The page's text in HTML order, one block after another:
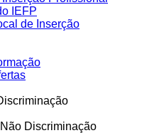
IEFP
de Inserção
Discriminação